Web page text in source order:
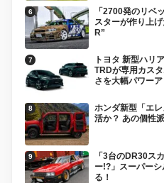
「2700発のリベ
スターが作り上
R”
トヨタ 新型ハリ
TRDが専用カス
さを大幅パワー
ホンダ新型「エ
活か？ あの個性
「3台のDR30ス
ー!?」スーパー
る！